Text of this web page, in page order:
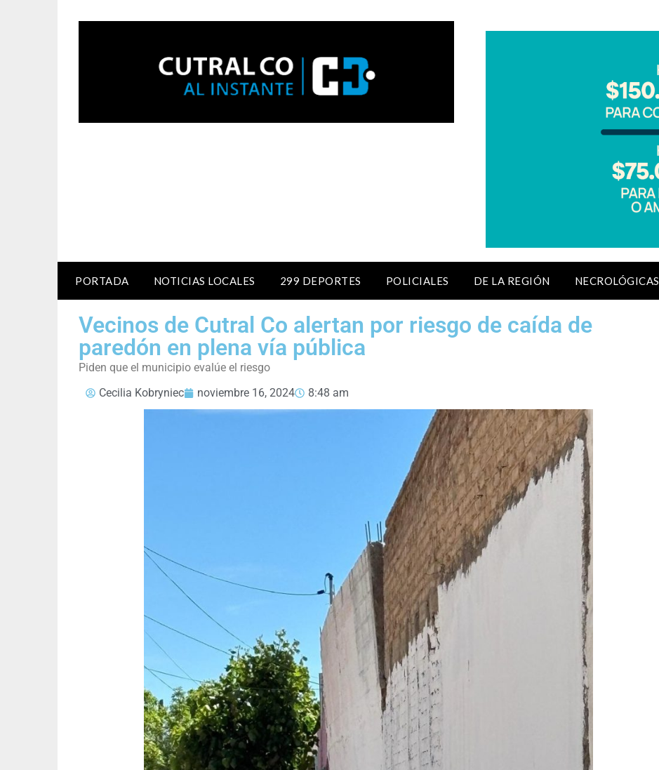
PORTADA NOTICIAS LOCALES 299 DEPORTES POLICIALES DE LA REGIÓN NECROLÓGICAS
Vecinos de Cutral Co alertan por riesgo de caída de
paredón en plena vía pública
Piden que el municipio evalúe el riesgo
Cecilia Kobryniec
noviembre 16, 2024 8:48 am